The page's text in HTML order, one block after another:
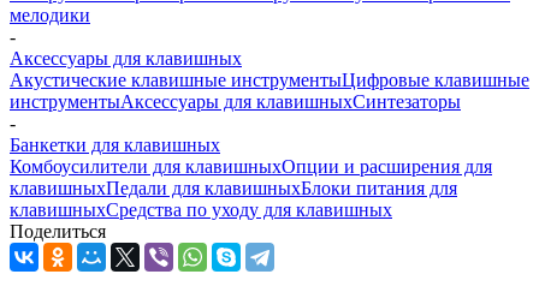
мелодики
-
Аксессуары для клавишных
Акустические клавишные инструментыЦифровые клавишные
инструментыАксессуары для клавишныхСинтезаторы
-
Банкетки для клавишных
Комбоусилители для клавишныхОпции и расширения для
клавишныхПедали для клавишныхБлоки питания для
клавишныхСредства по уходу для клавишных
Поделиться